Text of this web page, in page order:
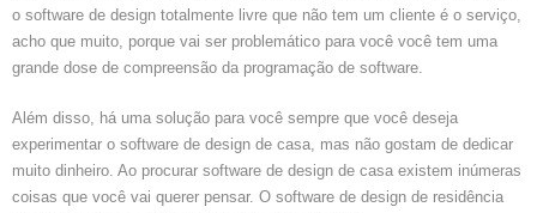
o software de design totalmente livre que não tem um cliente é o serviço,
acho que muito, porque vai ser problemático para você você tem uma
grande dose de compreensão da programação de software.
Além disso, há uma solução para você sempre que você deseja
experimentar o software de design de casa, mas não gostam de dedicar
muito dinheiro. Ao procurar software de design de casa existem inúmeras
coisas que você vai querer pensar. O software de design de residência